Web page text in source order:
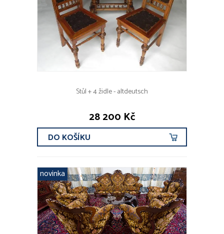
Stůl + 4 židle - altdeutsch
28 200 Kč
DO KOŠÍKU
novinka